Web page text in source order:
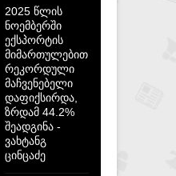
2025 წლის
ნოემბერში
ექსპორტის
მიმართულებით
რეკორდული
მაჩვენებელი
დაფიქსირდა,
ზრდამ 44.2%
შეადგინა -
ვახტანგ
ცინცაძე